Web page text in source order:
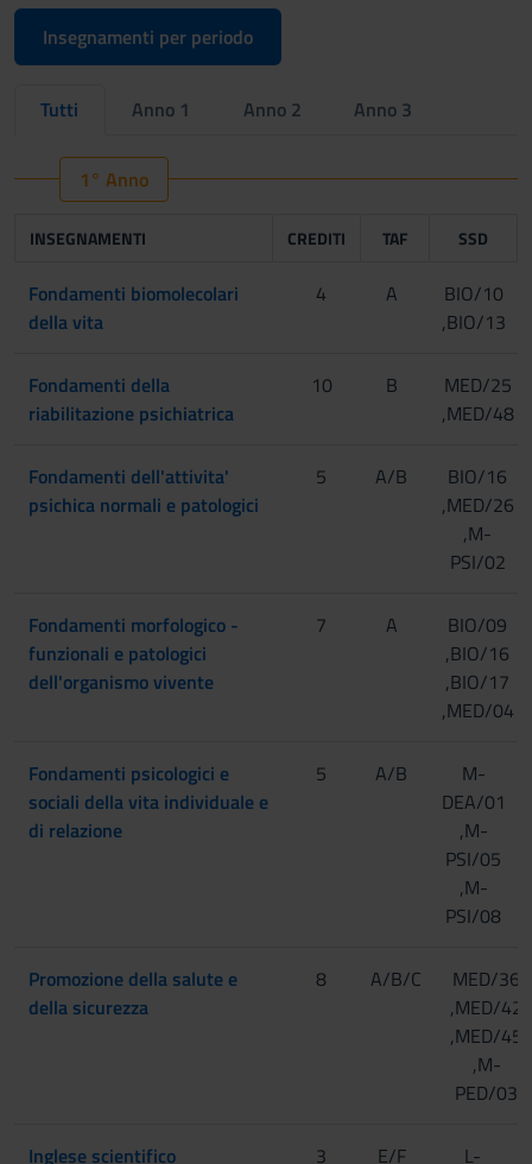
Insegnamenti per periodo
Tutti Anno 1 Anno 2 Anno 3
1° Anno
INSEGNAMENTI CREDITI TAF SSD
Fondamenti biomolecolari
della vita
4 A
BIO/10
,BIO/13
Fondamenti della
riabilitazione psichiatrica
10 B
MED/25
,MED/48
Fondamenti dell'attivita'
psichica normali e patologici
5 A/B
BIO/16
,MED/26
,M-
PSI/02
Fondamenti morfologico -
funzionali e patologici
dell'organismo vivente
7 A
BIO/09
,BIO/16
,BIO/17
,MED/04
Fondamenti psicologici e
sociali della vita individuale e
di relazione
5 A/B
M-
DEA/01
,M-
PSI/05
,M-
PSI/08
Promozione della salute e
della sicurezza
8 A/B/C
MED/36
,MED/42
,MED/45
,M-
PED/03
Inglese scientifico 3 E/F
L-